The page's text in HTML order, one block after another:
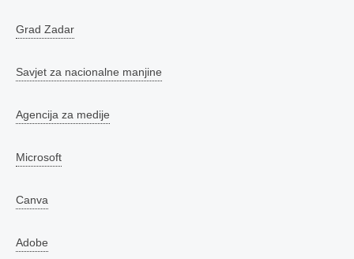
Grad Zadar
Savjet za nacionalne manjine
Agencija za medije
Microsoft
Canva
Adobe